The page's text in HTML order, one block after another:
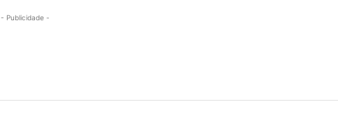
- Publicidade -